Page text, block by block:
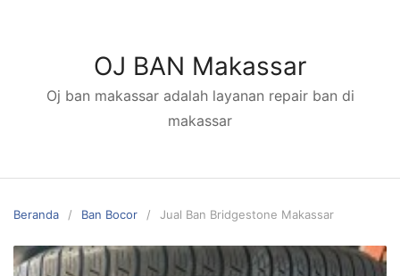
OJ BAN Makassar
Oj ban makassar adalah layanan repair ban di
makassar
Beranda Ban Bocor Jual Ban Bridgestone Makassar